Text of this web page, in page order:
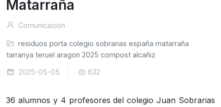
Matarraña
Comunicación
residuos porta colegio sobrarias españa matarraña
teruel aragon 2025 compost alcañiz
2025-05-05 632
36 alumnos y 4 profesores del colegio Juan Sobrarias